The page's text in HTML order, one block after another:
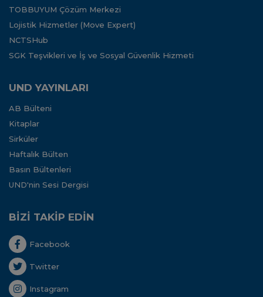
TOBBUYUM Çözüm Merkezi
Lojistik Hizmetler (Move Expert)
NCTSHub
SGK Teşvikleri ve İş ve Sosyal Güvenlik Hizmeti
UND YAYINLARI
AB Bülteni
Kitaplar
Sirküler
Haftalık Bülten
Basın Bültenleri
UND'nin Sesi Dergisi
BİZİ TAKİP EDİN
Facebook
Twitter
Instagram